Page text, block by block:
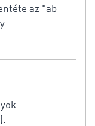
az "ab